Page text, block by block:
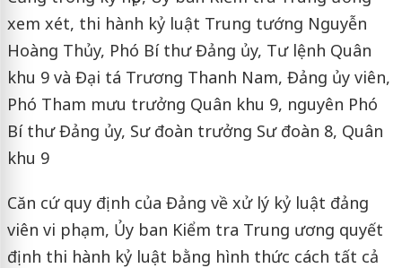
xem xét, thi hành kỷ luật Trung tướng Nguyễn
Hoàng Thủy, Phó Bí thư Đảng ủy, Tư lệnh Quân
khu 9 và Đại tá Trương Thanh Nam, Đảng ủy viên,
Phó Tham mưu trưởng Quân khu 9, nguyên Phó
Bí thư Đảng ủy, Sư đoàn trưởng Sư đoàn 8, Quân
khu 9
Căn cứ quy định của Đảng về xử lý kỷ luật đảng
viên vi phạm, Ủy ban Kiểm tra Trung ương quyết
định thi hành kỷ luật bằng hình thức cách tất cả